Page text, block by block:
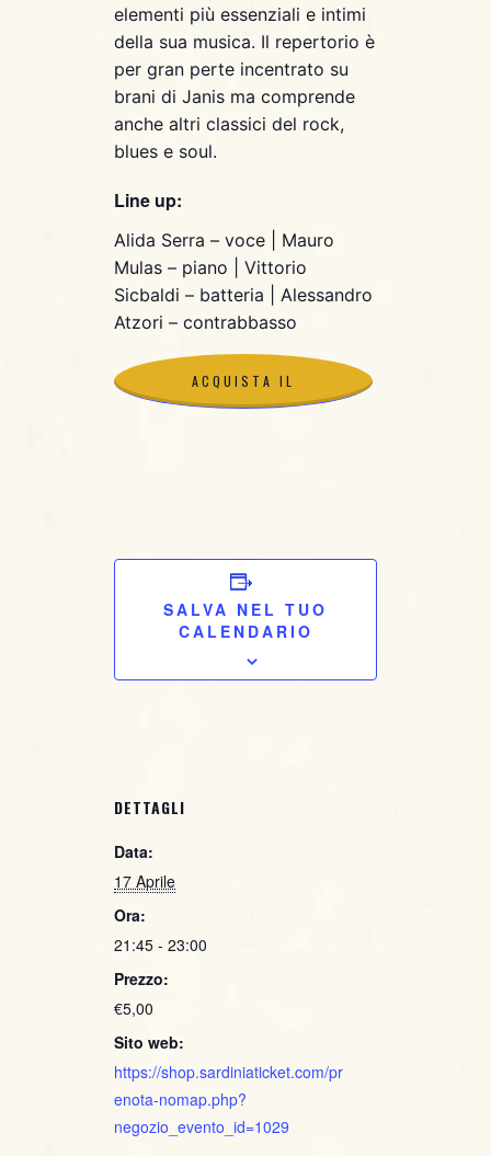
elementi più essenziali e intimi
della sua musica. Il repertorio è
per gran perte incentrato su
brani di Janis ma comprende
anche altri classici del rock,
blues e soul.
Line up:
Alida Serra – voce | Mauro
Mulas – piano | Vittorio
Sicbaldi – batteria | Alessandro
Atzori – contrabbasso
ACQUISTA IL
SALVA NEL TUO
CALENDARIO
DETTAGLI
Data:
17 Aprile
Ora:
21:45 - 23:00
Prezzo:
€5,00
Sito web:
https://shop.sardiniaticket.com/pr
enota-nomap.php?
negozio_evento_id=1029